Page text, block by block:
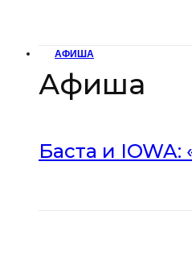
АФИША
Афиша
Баста и